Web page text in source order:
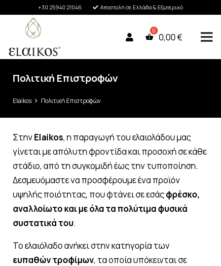
+30 25940 21046 Αποστολή σε Ελλάδα & Εξωτερικό
0,00€
Πολιτική Επιστροφών
Elaikos Πολιτική Επιστροφών
ΣτηνElaikos, η παραγωγή του ελαιολάδου μας
γίνεται με απόλυτη φροντίδα και προσοχή σε κάθε
στάδιο, από τη συγκομιδή έως την τυποποίηση.
Δεσμευόμαστε να προσφέρουμε ένα προϊόν
υψηλής ποιότητας, που φτάνει σε εσάςφρέσκο,
αναλλοίωτο και με όλα τα πολύτιμα φυσικά
συστατικά του.
Το ελαιόλαδο ανήκει στην κατηγορία των
ευπαθών τροφίμων, τα οποία υπόκεινται σε